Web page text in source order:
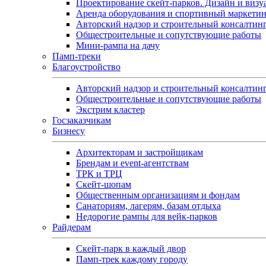
Проектирование скейт-парков. Дизайн и
Аренда оборудования и спортивный
Авторский надзор и строительный
Общестроительные и сопутствующие работы
Мини-рампа на дачу
Памп‑треки
Благоустройство
Авторский надзор и строительный
Общестроительные и сопутствующие работы
Экстрим кластер
Госзаказчикам
Бизнесу
Архитекторам и застройщикам
Брендам и event-агентствам
ТРК и ТРЦ
Скейт-шопам
Общественным организациям и фондам
Санаториям, лагерям, базам отдыха
Недорогие рампы для вейк-парков
Райдерам
Скейт-парк в каждый двор
Памп-трек каждому городу